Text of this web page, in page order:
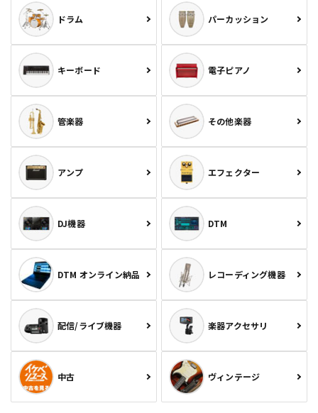
ドラム パーカッション
キーボード 電子ピアノ
管楽器 その他楽器
アンプ エフェクター
DJ機器 DTM
DTM オンライン納品 レコーディング機器
配信/ライブ機器 楽器アクセサリ
中古 ヴィンテージ